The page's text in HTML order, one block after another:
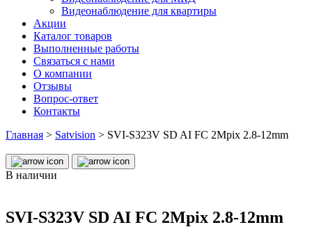
Видеонаблюдение для квартиры
Акции
Каталог товаров
Выполненные работы
Связаться с нами
О компании
Отзывы
Вопрос-ответ
Контакты
Главная > Satvision > SVI-S323V SD AI FC 2Mpix 2.8-12mm
В наличии
SVI-S323V SD AI FC 2Mpix 2.8-12mm